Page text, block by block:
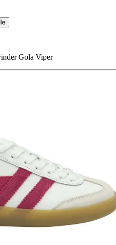
Gola Viper